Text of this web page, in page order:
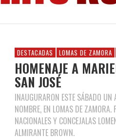
DESTACADAS LOMAS DE ZAMORA
HOMENAJE A
SAN JOSÉ
INAUGURARON ESTE SÁBADO UN
NOMBRE, EN LOMAS DE ZAMORA.
NACIONALES Y CONCEJALAS
ALMIRANTE BROWN.